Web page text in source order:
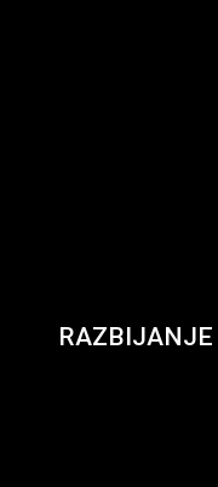
RAZBIJANJE